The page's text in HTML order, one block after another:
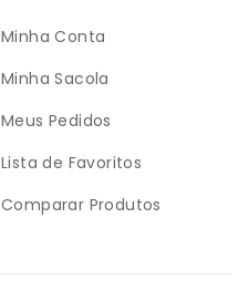
Minha Conta
Minha Sacola
Meus Pedidos
Lista de Favoritos
Comparar Produtos